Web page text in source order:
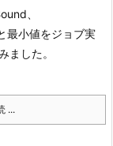
、
最小値をジョブ実
ました。
...